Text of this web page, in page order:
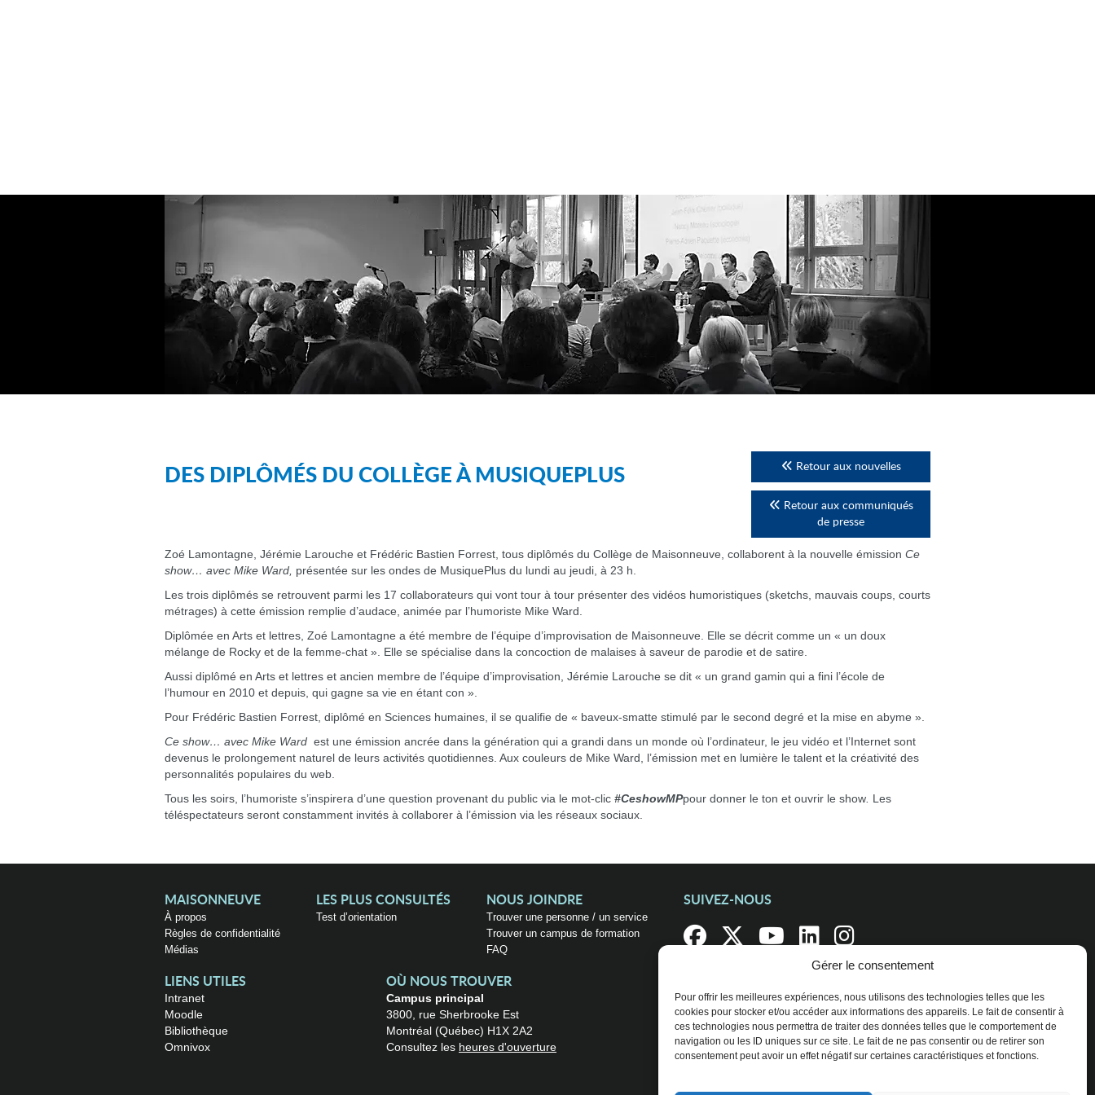
Gérer le consentement
Pour offrir les meilleures expériences, nous utilisons des technologies telles que les
cookies pour stocker et/ou accéder aux informations des appareils. Le fait de consentir à
ces technologies nous permettra de traiter des données telles que le comportement de
navigation ou les ID uniques sur ce site. Le fait de ne pas consentir ou de retirer son
consentement peut avoir un effet négatif sur certaines caractéristiques et fonctions.
DES DIPLÔMÉS DU COLLÈGE À MUSIQUEPLUS Retour aux nouvelles
Retour aux communiqués
de presse
Zoé Lamontagne, Jérémie Larouche et Frédéric Bastien Forrest, tous diplômés du Collège de Maisonneuve, collaborent à la nouvelle émission Ce
show… avec Mike Ward, présentée sur les ondes de MusiquePlus du lundi au jeudi, à 23 h.
Les trois diplômés se retrouvent parmi les 17 collaborateurs qui vont tour à tour présenter des vidéos humoristiques (sketchs, mauvais coups, courts
métrages) à cette émission remplie d’audace, animée par l’humoriste Mike Ward.
Diplômée en Arts et lettres, Zoé Lamontagne a été membre de l’équipe d’improvisation de Maisonneuve. Elle se décrit comme un « un doux
mélange de Rocky et de la femme-chat ». Elle se spécialise dans la concoction de malaises à saveur de parodie et de satire.
Aussi diplômé en Arts et lettres et ancien membre de l’équipe d’improvisation, Jérémie Larouche se dit « un grand gamin qui a fini l’école de
l’humour en 2010 et depuis, qui gagne sa vie en étant con ».
Pour Frédéric Bastien Forrest, diplômé en Sciences humaines, il se qualifie de « baveux-smatte stimulé par le second degré et la mise en abyme ».
Ce show… avec Mike Ward est une émission ancrée dans la génération qui a grandi dans un monde où l’ordinateur, le jeu vidéo et l’Internet sont
devenus le prolongement naturel de leurs activités quotidiennes. Aux couleurs de Mike Ward, l’émission met en lumière le talent et la créativité des
personnalités populaires du web.
Tous les soirs, l’humoriste s’inspirera d’une question provenant du public via le mot-clic #CeshowMPpour donner le ton et ouvrir le show Les
téléspectateurs seront constamment invités à collaborer à l’émission via les réseaux sociaux.
MAISONNEUVE
À propos
Règles de confidentialité
Médias
LES PLUS CONSULTÉS
Test d’orientation
NOUS JOINDRE
Trouver une personne / un service
Trouver un campus de formation
FAQ
SUIVEZ-NOUS
LIENS UTILES
Intranet
Moodle
Bibliothèque
Omnivox
OÙ NOUS TROUVER
Campus principal
3800, rue Sherbrooke Est
Montréal (Québec) H1X 2A2
Consultez les heures d'ouverture